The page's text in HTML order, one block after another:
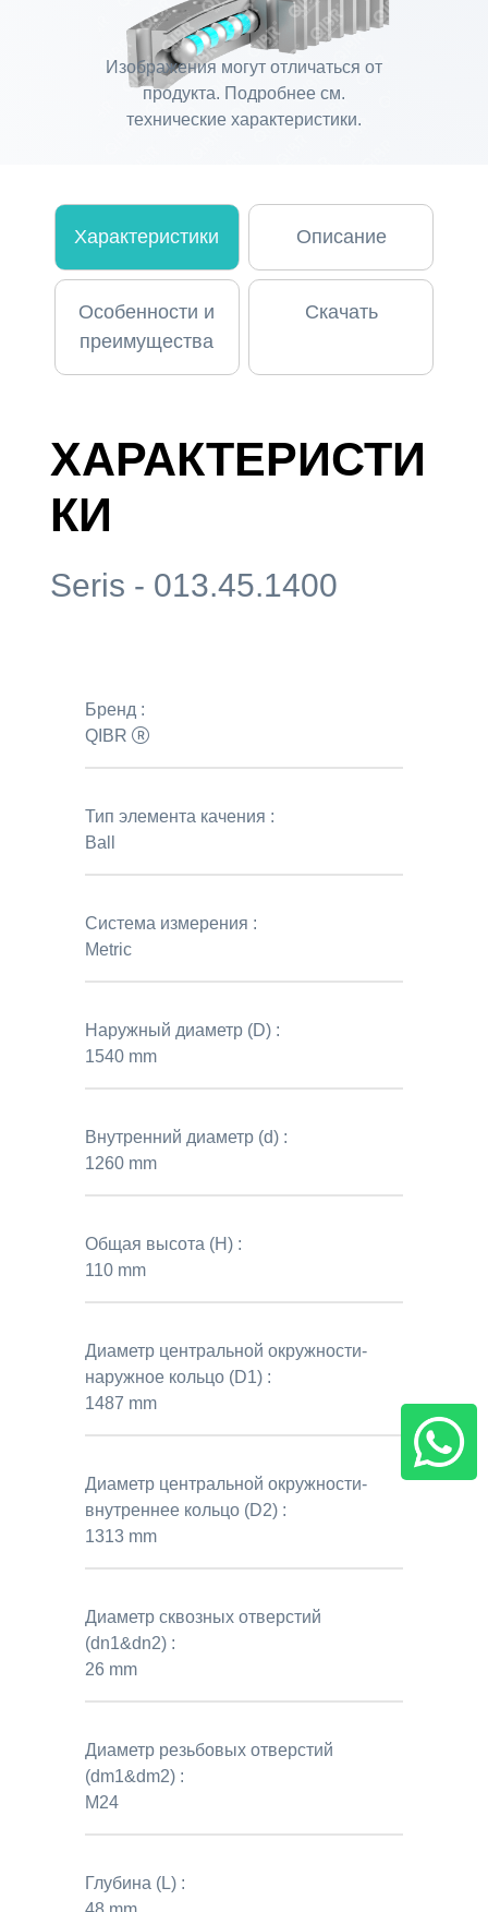
Изображения могут отличаться от
продукта. Подробнее см.
технические характеристики.
Характеристики Описание
Особенности и
преимущества
Скачать
ХАРАКТЕРИСТИ
КИ
Seris - 013.45.1400
Бренд :
QIBR
Тип элемента качения :
Ball
Система измерения :
Metric
Наружный диаметр (D) :
1540 mm
Внутренний диаметр (d) :
1260 mm
Общая высота (H) :
110 mm
Диаметр центральной окружности-
наружное кольцо (D1) :
1487 mm
Диаметр центральной окружности-
внутреннее кольцо (D2) :
1313 mm
Диаметр сквозных отверстий
(dn1&dn2) :
26 mm
Диаметр резьбовых отверстий
(dm1&dm2) :
M24
Глубина (L) :